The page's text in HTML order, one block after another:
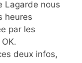
Lagarde nous
heures
par les
deux infos,